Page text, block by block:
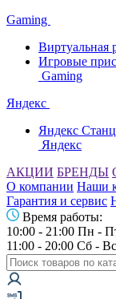
Gaming
Виртуальная
Игровые
Gaming
Яндекс
Яндекс
Яндекс
АКЦИИ БРЕНДЫ
О компании Наши
Гарантия и сервис
Время работы:
10:00 - 21:00 Пн -
11:00 - 20:00 Сб - Вс